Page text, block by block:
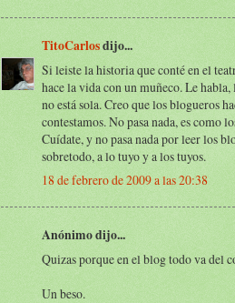
TitoCarlosdijo...
Si leiste la historia que conté en el
hace la vida con un muñeco. Le
no está sola. Creo que los blogueros
contestamos. No pasa nada, es como
Cuídate, y no pasa nada por leer los
sobretodo, a lo tuyo y a los tuyos.
18 de febrero de 2009 a las 20:38
Anónimo dijo...
Quizas porque en el blog todo va del
Un beso.